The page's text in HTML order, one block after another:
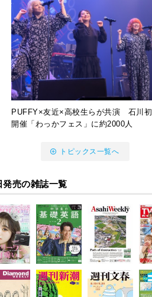
PUFFY×友近×高校生らが共演 石川初
開催「わっかフェス」に約2000人
トピックス一覧へ
発売の雑誌一覧